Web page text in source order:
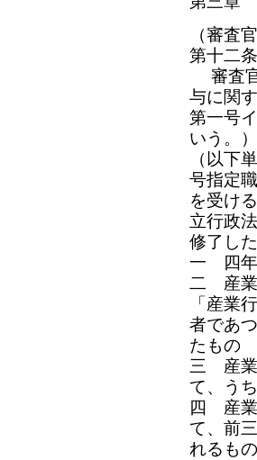
（審査
第十二条
審査官
与に関
第一号
いう。
（以下
号指定
を受け
立行政
修了し
一 四年
二 産業
「産業
者であ
たもの
三 産業
て、う
四 産業
て、前
れるもの